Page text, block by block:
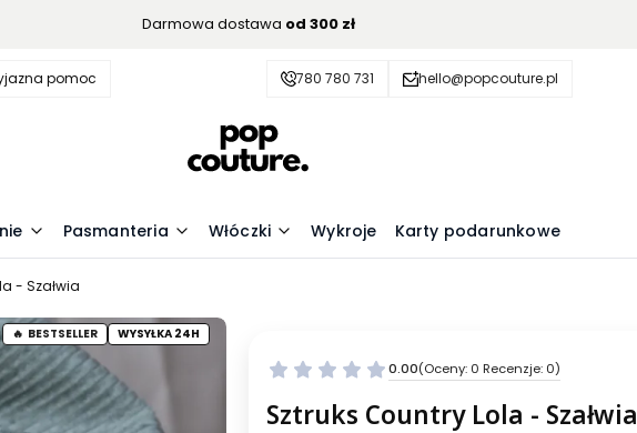
Darmowa dostawa od 300 zł
pomoc 780 780 731 hello@popcouture.pl
Pasmanteria Włóczki Wykroje Karty podarunkowe
- Szałwia
BESTSELLER WYSYŁKA 24H
0.00(Oceny: 0 Recenzje: 0)
Przejdź do sekcji Opinie
Sztruks Country Lola - Szałwia